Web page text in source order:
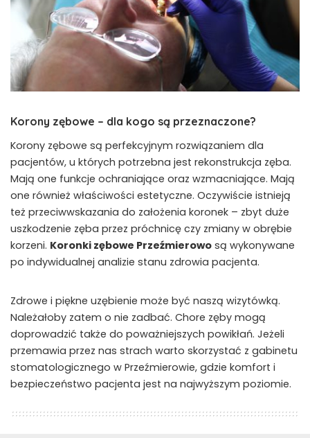
Korony zębowe – dla kogo są przeznaczone?
Korony zębowe są perfekcyjnym rozwiązaniem dla
pacjentów, u których potrzebna jest rekonstrukcja zęba.
Mają one funkcje ochraniające oraz wzmacniające. Mają
one również właściwości estetyczne. Oczywiście istnieją
też przeciwwskazania do założenia koronek – zbyt duże
uszkodzenie zęba przez próchnicę czy zmiany w obrębie
korzeni. Koronki zębowe Przeźmierowo są wykonywane
po indywidualnej analizie stanu zdrowia pacjenta.
Zdrowe i piękne uzębienie może być naszą wizytówką.
Należałoby zatem o nie zadbać. Chore zęby mogą
doprowadzić także do poważniejszych powikłań. Jeżeli
przemawia przez nas strach warto skorzystać z gabinetu
stomatologicznego w Przeźmierowie, gdzie komfort i
bezpieczeństwo pacjenta jest na najwyższym poziomie.